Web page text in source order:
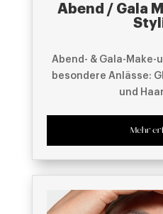
Abend / Gala
Abend- & Gala-Make-
besondere Anlässe:
und
Mehr